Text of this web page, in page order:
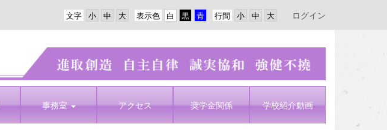
行間
表示色
文字 ログイン
事務室 アクセス 奨学金関係 学校紹介動画